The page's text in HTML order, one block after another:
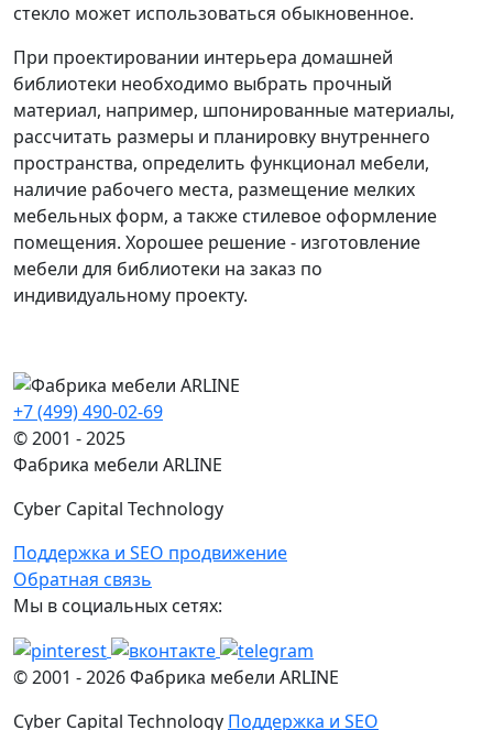
стекло может использоваться обыкновенное.
При проектировании интерьера домашней
библиотеки необходимо выбрать прочный
материал, например, шпонированные материалы,
рассчитать размеры и планировку внутреннего
пространства, определить функционал мебели,
наличие рабочего места, размещение мелких
мебельных форм, а также стилевое оформление
помещения. Хорошее решение - изготовление
мебели для библиотеки на заказ по
индивидуальному проекту.
+7 (499) 490-02-69
© 2001 - 2025
Фабрика мебели ARLINE
Cyber Capital Technology
Поддержка и SEO продвижение
Обратная связь
Мы в социальных сетях:
© 2001 -2026Фабрика мебели ARLINE
Cyber Capital Technology Поддержка и SEO